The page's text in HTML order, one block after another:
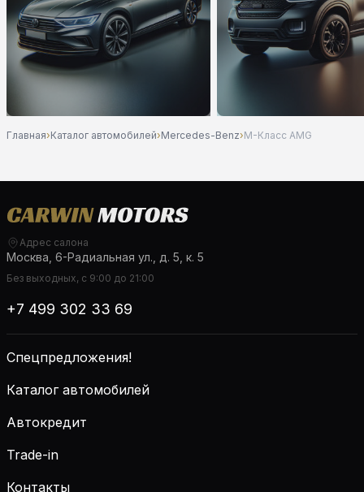
Главная›Каталог автомобилей›Mercedes-Benz›M-Класс AMG
Адрес салона
Москва, 6-Радиальная ул., д. 5, к. 5
Без выходных, с 9:00 до 21:00
+7 499 302 33 69
Спецпредложения!
Каталог автомобилей
Автокредит
Trade-in
Контакты